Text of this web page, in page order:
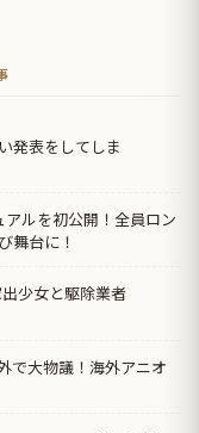
発表をしてしま
ルを初公開！全員ロン
舞台に！
少女と駆除業者
で大物議！海外アニオ